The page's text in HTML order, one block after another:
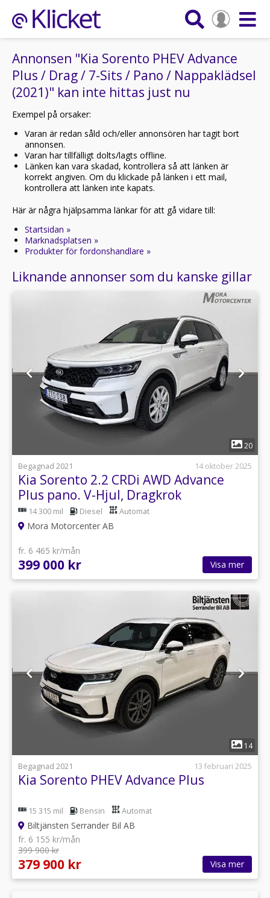
Annonsen "Kia Sorento PHEV Advance
Plus / Drag / 7-Sits / Pano / Nappaklädsel
(2021)" kan inte hittas just nu
Exempel på orsaker:
Varan är redan såld och/eller annonsören har tagit bort
annonsen.
Varan har tillfälligt dolts/lagts offline.
Länken kan vara skadad, kontrollera så att länken är
korrekt angiven. Om du klickade på länken i ett mail,
kontrollera att länken inte kapats.
Här är några hjälpsamma länkar för att gå vidare till:
Startsidan »
Marknadsplatsen »
Produkter för fordonshandlare »
Liknande annonser som du kanske gillar
20
Begagnad 2021
14 oktober 2025
Kia Sorento 2.2 CRDi AWD Advance
Plus pano. V-Hjul, Dragkrok
14 300 mil Diesel Automat
Mora Motorcenter AB
fr. 6 465 kr/mån
399 000 kr Visa mer
14
Begagnad 2021
13 februari 2025
Kia Sorento PHEV Advance Plus
15 315 mil Bensin Automat
Biltjänsten Serrander Bil AB
fr. 6 155 kr/mån
399 900 kr
379 900 kr Visa mer